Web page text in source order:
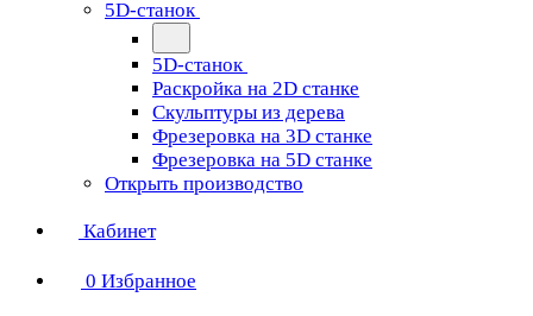
5D-станок
5D-станок
Раскройка на 2D станке
Скульптуры из дерева
Фрезеровка на 3D станке
Фрезеровка на 5D станке
Открыть производство
Кабинет
0 Избранное